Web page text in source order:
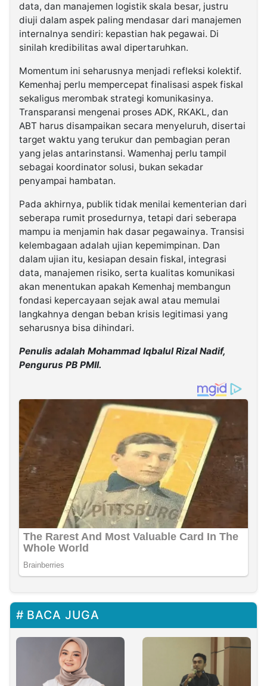
data, dan manajemen logistik skala besar, justru
diuji dalam aspek paling mendasar dari manajemen
internalnya sendiri: kepastian hak pegawai. Di
sinilah kredibilitas awal dipertaruhkan.
Momentum ini seharusnya menjadi refleksi kolektif.
Kemenhaj perlu mempercepat finalisasi aspek fiskal
sekaligus merombak strategi komunikasinya.
Transparansi mengenai proses ADK, RKAKL, dan
ABT harus disampaikan secara menyeluruh, disertai
target waktu yang terukur dan pembagian peran
yang jelas antarinstansi. Wamenhaj perlu tampil
sebagai koordinator solusi, bukan sekadar
penyampai hambatan.
Pada akhirnya, publik tidak menilai kementerian dari
seberapa rumit prosedurnya, tetapi dari seberapa
mampu ia menjamin hak dasar pegawainya. Transisi
kelembagaan adalah ujian kepemimpinan. Dan
dalam ujian itu, kesiapan desain fiskal, integrasi
data, manajemen risiko, serta kualitas komunikasi
akan menentukan apakah Kemenhaj membangun
fondasi kepercayaan sejak awal atau memulai
langkahnya dengan beban krisis legitimasi yang
seharusnya bisa dihindari.
Penulis adalah Mohammad Iqbalul Rizal Nadif,
Pengurus PB PMII.
BACA JUGA